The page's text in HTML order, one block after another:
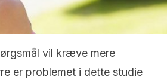
vil kræve mere
er problemet i dette studie